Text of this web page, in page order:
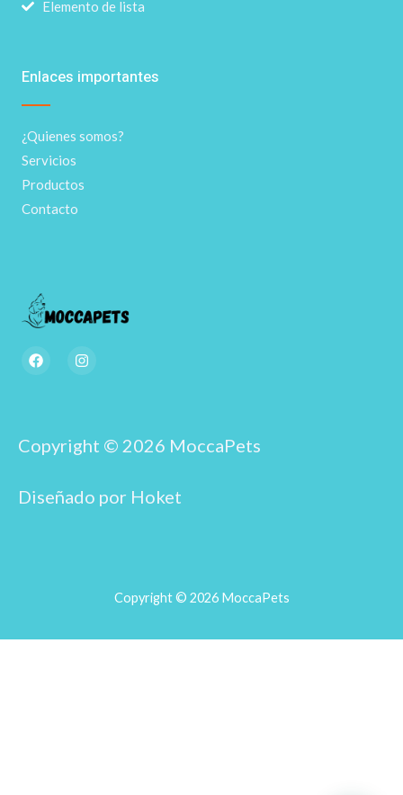
F
a
k
I
n
r
a
Enlaces importantes
¿Quienes somos?
Servicios
Productos
Contacto
Elemento de lista
Copyright © 2026 MoccaPets
Diseñado por Hoket
Copyright © 2026 MoccaPets